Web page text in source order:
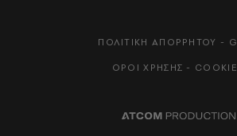
ΠΟΛΙΤΙΚΗ ΑΠΟΡΡΗΤΟΥ -
ΟΡΟΙ ΧΡΗΣΗΣ -